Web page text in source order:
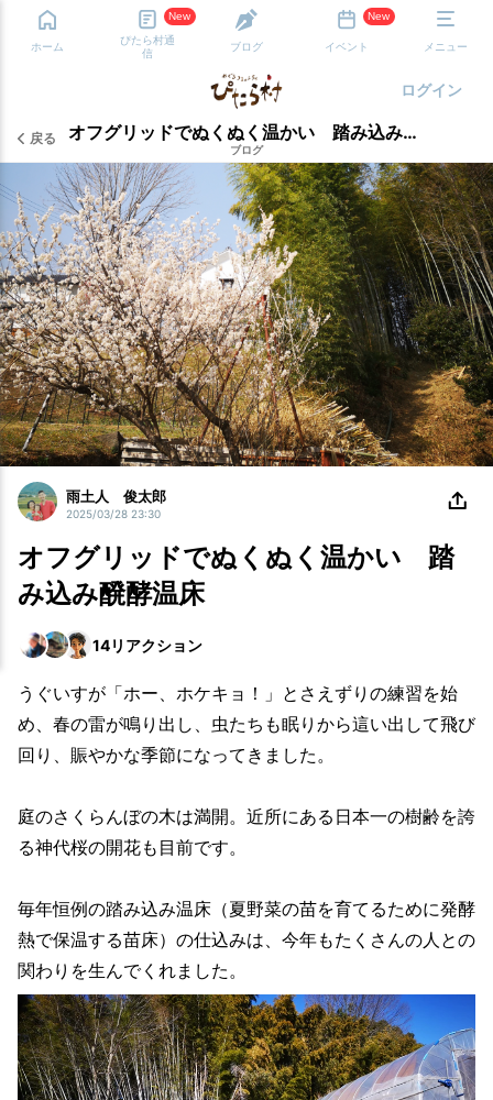
ホーム
New
ぴたら村通
信
ブログ
New
イベント メニュー
ログイン
戻る オフグリッドでぬくぬく温かい 踏み込み醗酵温床
ブログ
雨土人 俊太郎
2025/03/28 23:30
オフグリッドでぬくぬく温かい 踏
み込み醗酵温床
14リアクション
うぐいすが「ホー、ホケキョ！」とさえずりの練習を始
め、春の雷が鳴り出し、虫たちも眠りから這い出して飛び
回り、賑やかな季節になってきました。
庭のさくらんぼの木は満開。近所にある日本一の樹齢を誇
る神代桜の開花も目前です。
毎年恒例の踏み込み温床（夏野菜の苗を育てるために発酵
熱で保温する苗床）の仕込みは、今年もたくさんの人との
関わりを生んでくれました。